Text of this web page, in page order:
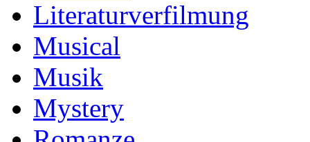
Literaturverfilmung
Musical
Musik
Mystery